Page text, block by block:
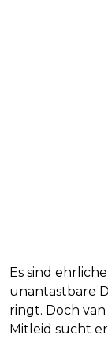
Es sind
unantastbare
ringt. Doch
Mitleid sucht